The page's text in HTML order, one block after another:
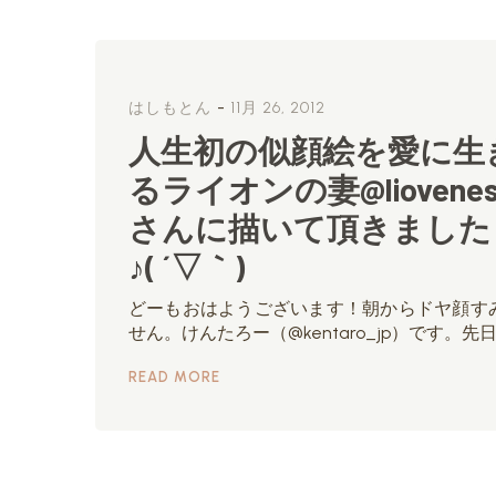
はしもとん - 11月 26, 2012
人生初の似顔絵を愛に生
るライオンの妻
さんに描いて頂きました
♪( ´▽｀)
どーもおはようございます！朝からドヤ顔す
せん。けんたろー（@kentaro_jp）です。先
READ MORE